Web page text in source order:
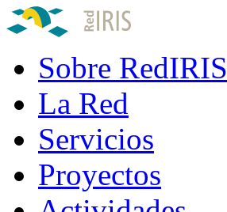
Sobre RedIRIS
La Red
Servicios
Proyectos